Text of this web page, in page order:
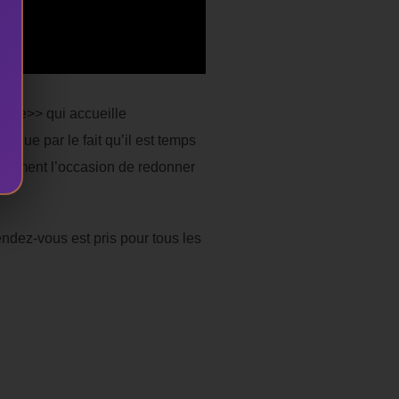
qui accueille
par le fait qu’il est temps
l’occasion de redonner
vous est pris pour tous les